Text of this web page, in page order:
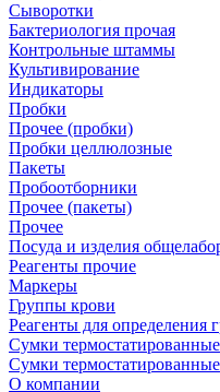
Сыворотки
Бактериология прочая
Контрольные штаммы
Культивирование
Индикаторы
Пробки
Прочее (пробки)
Пробки целлюлозные
Пакеты
Пробоотборники
Прочее (пакеты)
Прочее
Посуда и изделия
Реагенты прочие
Маркеры
Группы крови
Реагенты для определения
Сумки термостатированные
Сумки термостатированные
О компании